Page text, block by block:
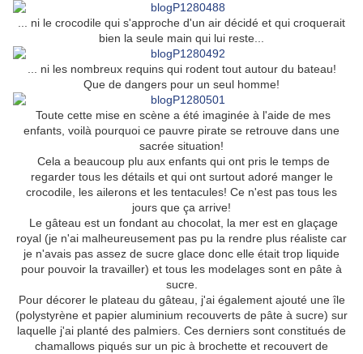
... ni le crocodile qui s'approche d'un air décidé et qui croquerait
bien la seule main qui lui reste...
... ni les nombreux requins qui rodent tout autour du bateau!
Que de dangers pour un seul homme!
Toute cette mise en scène a été imaginée à l'aide de mes
enfants, voilà pourquoi ce pauvre pirate se retrouve dans une
sacrée situation!
Cela a beaucoup plu aux enfants qui ont pris le temps de
regarder tous les détails et qui ont surtout adoré manger le
crocodile, les ailerons et les tentacules! Ce n'est pas tous les
jours que ça arrive!
Le gâteau est un fondant au chocolat, la mer est en glaçage
royal (je n'ai malheureusement pas pu la rendre plus réaliste car
je n'avais pas assez de sucre glace donc elle était trop liquide
pour pouvoir la travailler) et tous les modelages sont en pâte à
sucre.
Pour décorer le plateau du gâteau, j'ai également ajouté une île
(polystyrène et papier aluminium recouverts de pâte à sucre) sur
laquelle j'ai planté des palmiers. Ces derniers sont constitués de
chamallows piqués sur un pic à brochette et recouvert de